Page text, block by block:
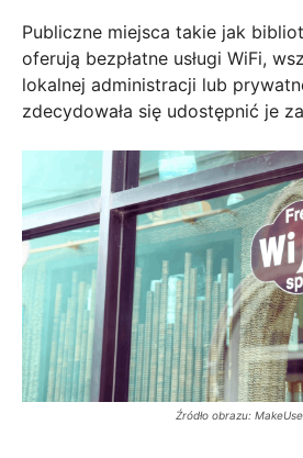
Publiczne miejsca takie jak
oferują bezpłatne usługi WiFi,
lokalnej administracji lub
zdecydowała się udostępnić je
Źródło obrazu: